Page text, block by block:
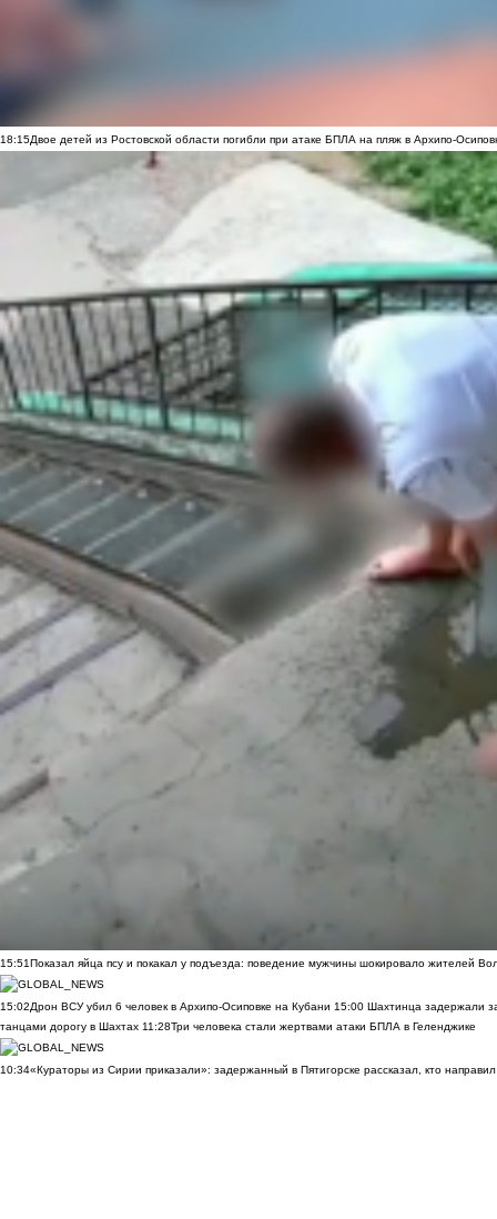
18:15Двое детей из Ростовской области погибли при атаке БПЛА на пляж в Архипо-
15:51Показал яйца псу и покакал у подъезда: поведение мужчины шокировало жителей
15:02Дрон ВСУ убил 6 человек в Архипо-Осиповке на Кубани 15:00 Шахтинца задержали
танцами дорогу в Шахтах 11:28Три человека стали жертвами атаки БПЛА в Геленджике
10:34«Кураторы из Сирии приказали»: задержанный в Пятигорске рассказал, кто направил